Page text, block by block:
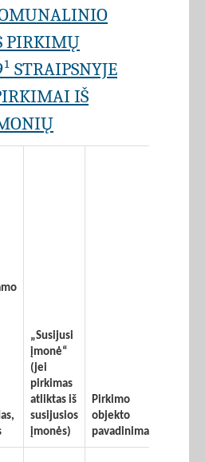
PIRKIMŲ
STRAIPSNYJE
IŠ
„Susijusi
įmonė“
(jei
pirkimas
atliktas iš
susijusios
įmonės)
Pirkimo
objekto
pavadinimas